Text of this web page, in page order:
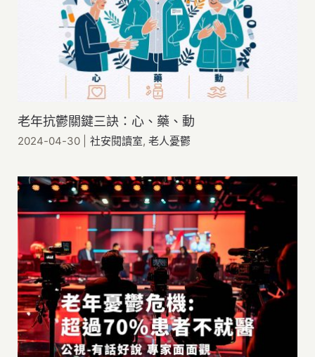
老年抗鬱關鍵三訣：心、藥、動
2024-04-30 社安閱讀室,老人憂鬱